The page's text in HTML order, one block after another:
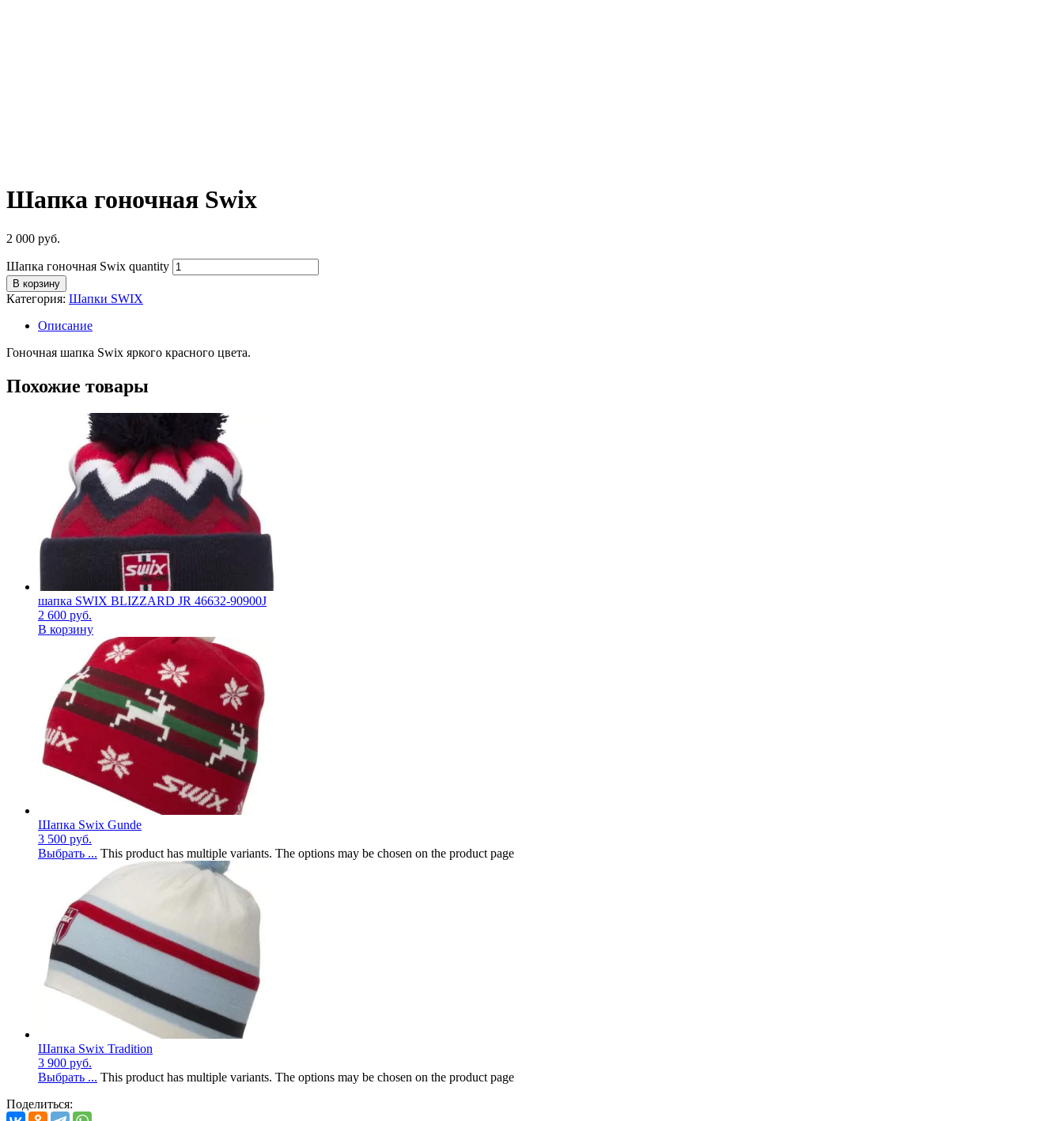
Шапка гоночная Swix
2 000 руб.
Шапка гоночная Swix quantity
В корзину
Категория: Шапки SWIX
Описание
Гоночная шапка Swix яркого красного цвета.
Похожие товары
шапка SWIX BLIZZARD JR 46632-90900J
2 600 руб.
В корзину
Шапка Swix Gunde
3 500 руб.
Выбрать ... This product has multiple variants. The options may be chosen on the product page
Шапка Swix Tradition
3 900 руб.
Выбрать ... This product has multiple variants. The options may be chosen on the product page
Поделиться: